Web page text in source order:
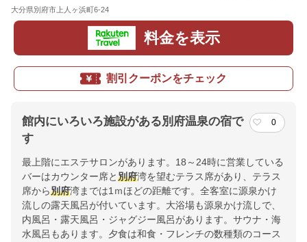
大分県別府市上人ヶ浜町6-24
料金を表示
割引クーポンをチェック
館内にいろいろ施設がある別府温泉の宿で
す
0
最上階にエステサロンがあります。18～24時に営業している
バーはカウンター席と別府湾を望むテラス席があり、テラス
席から別府湾までは1ｍほどの距離です。全客室に源泉かけ
流しの露天風呂が付いています。大浴場も源泉かけ流しで、
内風呂・露天風呂・ジャグジー風呂があります。サウナ・海
水風呂もあります。夕食は和食・フレンチの数種類のコース